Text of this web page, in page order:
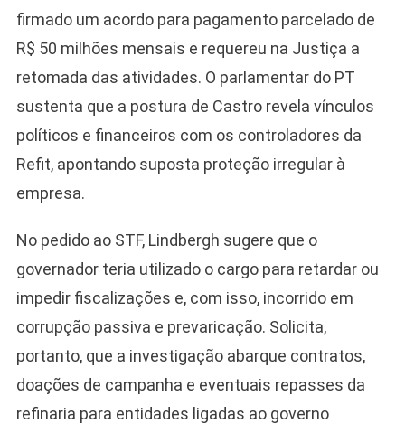
firmado um acordo para pagamento parcelado de
R$ 50 milhões mensais e requereu na Justiça a
retomada das atividades. O parlamentar do PT
sustenta que a postura de Castro revela vínculos
políticos e financeiros com os controladores da
Refit, apontando suposta proteção irregular à
empresa.
No pedido ao STF, Lindbergh sugere que o
governador teria utilizado o cargo para retardar ou
impedir fiscalizações e, com isso, incorrido em
corrupção passiva e prevaricação. Solicita,
portanto, que a investigação abarque contratos,
doações de campanha e eventuais repasses da
refinaria para entidades ligadas ao governo